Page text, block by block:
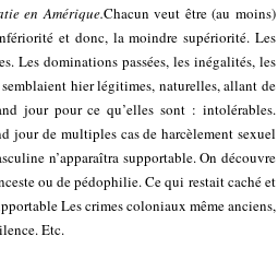
en Amérique.Chacun veut être (au moins)
et donc, la moindre supériorité. Les
Les dominations passées, les inégalités, les
hier légitimes, naturelles, allant de
jour pour ce qu’elles sont : intolérables.
jour de multiples cas de harcèlement sexuel
n’apparaîtra supportable. On découvre
ou de pédophilie. Ce qui restait caché et
Les crimes coloniaux même anciens,
Etc.